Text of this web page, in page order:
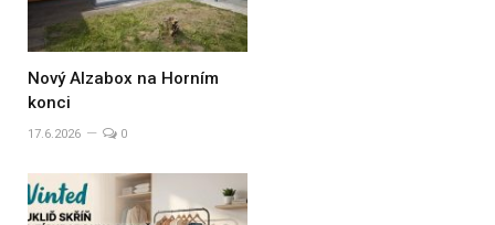
Nový Alzabox na Horním
konci
17.6.2026 0